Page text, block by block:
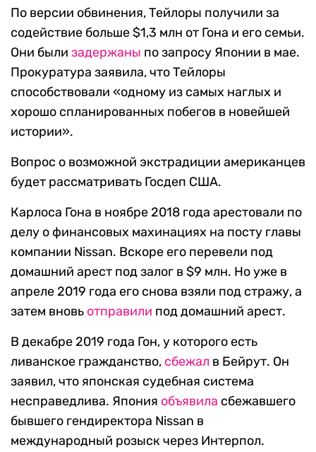
По версии обвинения, Тейлоры получили за
содействие больше $1,3 млн от Гона и его семьи.
Они были задержаны по запросу Японии в мае.
Прокуратура заявила, что Тейлоры
способствовали «одному из самых наглых и
хорошо спланированных побегов в новейшей
истории».
Вопрос о возможной экстрадиции американцев
будет рассматривать Госдеп США.
Карлоса Гона в ноябре 2018 года арестовали по
делу о финансовых махинациях на посту главы
компании Nissan. Вскоре его перевели под
домашний арест под залог в $9 млн. Но уже в
апреле 2019 года его снова взяли под стражу, а
затем вновь отправили под домашний арест.
В декабре 2019 года Гон, у которого есть
ливанское гражданство, сбежал в Бейрут. Он
заявил, что японская судебная система
несправедлива. Япония объявила сбежавшего
бывшего гендиректора Nissan в
международный розыск через Интерпол.